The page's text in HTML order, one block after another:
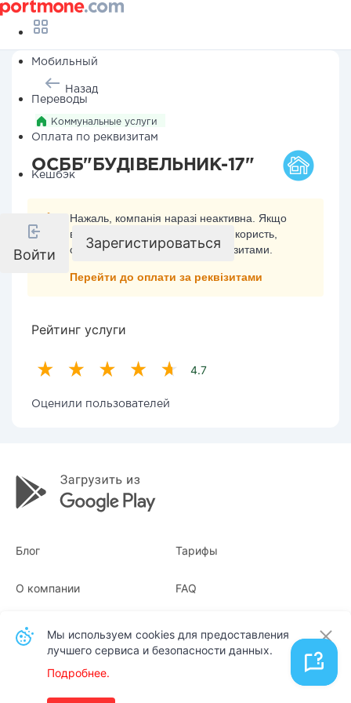
Мобильный
Переводы
Оплата по реквизитам
Кешбэк
Войти
Зарегистироваться
Назад
Коммунальные услуги
ОСББ"БУДІВЕЛЬНИК-17"
Нажаль, компанія наразі неактивна. Якщо
ви хочете здійснити платіж на її користь,
скористайтесь оплатою за реквізитами.
Перейти до оплати за реквізитами
Рейтинг услуги
4.7
Оценили пользователей
Блог Тарифы
О компании
Квитанции
FAQ
Мы используем cookies для предоставления
лучшего сервиса и безопасности данных.
Подробнее.